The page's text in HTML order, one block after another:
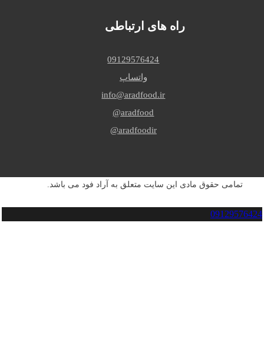
راه های ارتباطی
09129576424
واتساپ
info@aradfood.ir
aradfood@
aradfoodir@
تمامی حقوق مادی این سایت متعلق به آراد فود می باشد.
09129576424